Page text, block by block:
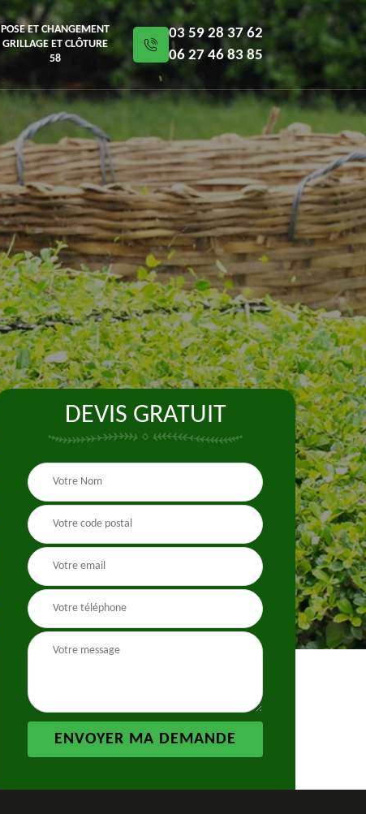
POSE ET CHANGEMENT
GRILLAGE ET CLÔTURE
58
03 59 28 37 62
06 27 46 83 85
DEVIS GRATUIT